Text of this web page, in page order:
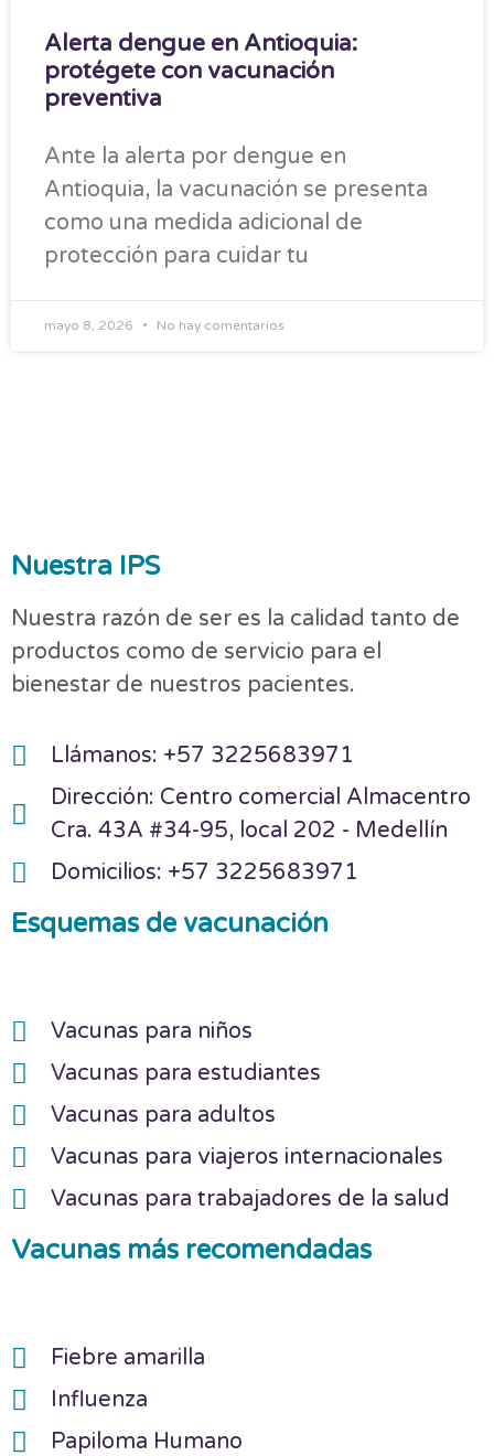
Alerta dengue en Antioquia:
protégete con vacunación
preventiva
Ante la alerta por dengue en
Antioquia, la vacunación se presenta
como una medida adicional de
protección para cuidar tu
mayo 8, 2026 No hay comentarios
Nuestra IPS
Nuestra razón de ser es la calidad tanto de
productos como de servicio para el
bienestar de nuestros pacientes.
Llámanos: +57 3225683971
Dirección: Centro comercial Almacentro
Cra. 43A #34-95, local 202 - Medellín
Domicilios: +57 3225683971
Esquemas de vacunación
Vacunas para niños
Vacunas para estudiantes
Vacunas para adultos
Vacunas para viajeros internacionales
Vacunas para trabajadores de la salud
Vacunas más recomendadas
Fiebre amarilla
Influenza
Papiloma Humano